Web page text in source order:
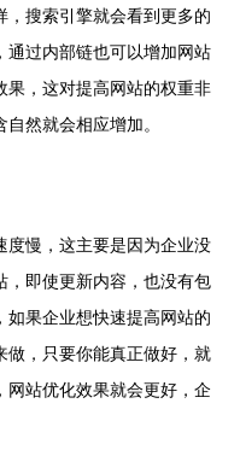
搜索引擎就会看到更多的
过内部链也可以增加网站
，这对提高网站的权重非
然就会相应增加。
慢，这主要是因为企业没
即使更新内容，也没有包
果企业想快速提高网站的
，只要你能真正做好，就
站优化效果就会更好，企